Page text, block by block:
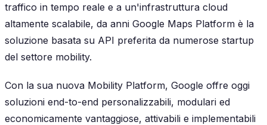
traffico in tempo reale e a un'infrastruttura cloud
altamente scalabile, da anni Google Maps Platform è la
soluzione basata su API preferita da numerose startup
del settore mobility.
Con la sua nuova Mobility Platform, Google offre oggi
soluzioni end-to-end personalizzabili, modulari ed
economicamente vantaggiose, attivabili e implementabili